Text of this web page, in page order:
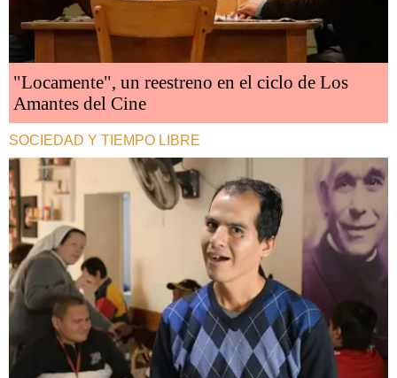
"Locamente", un reestreno en el ciclo de Los
Amantes del Cine
SOCIEDAD Y TIEMPO LIBRE